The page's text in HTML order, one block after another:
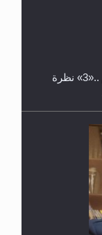
لعام
رأيٌ في لغة المسيح الموعود عليه السلام ..«3» نظرة